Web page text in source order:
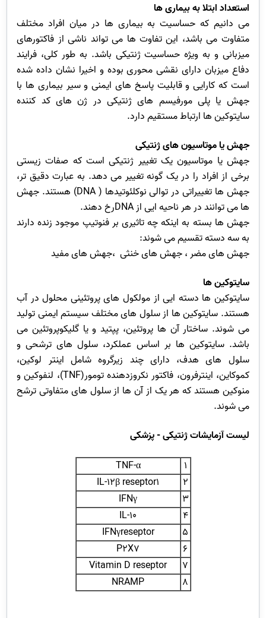
استعداد ابتلا به بیماری ها
می دانیم که حساسیت به بیماری ها در میان افراد مختلف
متفاوت می باشد، این تفاوت ها می تواند ناشی از فاکتورهای
میزبانی و به ویژه حساسیت ژنتیکی باشد. به طور کلی، فرایند
دفاع میزبان دارای نقشی محوری بوده و اخیرا نشان داده شده
است که کارایی و قابلیت پاسخ های ایمنی و سیر بیماری ها با
جهش یا پلی مورفیسم های ژنتیکی در ژن های کد کننده
سایتوکین ها ارتباط مستقیم دارد.
جهش یا موتاسیون های ژنتیکی
جهش یا موتاسیون یک تغییر ژنتیکی است که صفات زیستی
برخی از افراد را در یک گونه تغییر می دهد. به عبارت دقیق تر،
جهش ها تغییراتی در توالی نوکلئوتیدها ( DNA) هستند. جهش
ها می توانند در هر ناحیه ایی از DNAرخ دهند.
جهش ها بسته به اینکه چه تاثیری بر فنوتیپ موجود زنده دارند
به سه دسته تقسیم می شوند:
جهش های مضر ، جهش های خنثی ،جهش های مفید
سایتوکین ها
سایتوکین ها دسته ایی از مولکول های پروتئینی محلول در آب
هستند. سایتوکین ها از سلول های مختلف سیستم ایمنی تولید
می شوند. ساختار آن ها پروتئین، پپتید و یا گلیکوپروتئین می
باشد. سایتوکین ها بر اساس عملکرد، سلول های ترشحی و
سلول های هدف، دارای چند زیرگروه شامل اینتر لوکین،
کموکاین، اینترفرون، فاکتور نکروزدهنده تومور(TNF)، لنفوکین و
منوکین هستند که هر یک از آن ها از سلول های متفاوتی ترشح
می شوند.
لیست آزمایشات ژنتیکی - پزشکی
1
TNF-α
2
IL-12β reseptor1
3
IFNγ
4
IL-10
5
IFNγreseptor
6
P2X7
7
Vitamin D reseptor
8
NRAMP